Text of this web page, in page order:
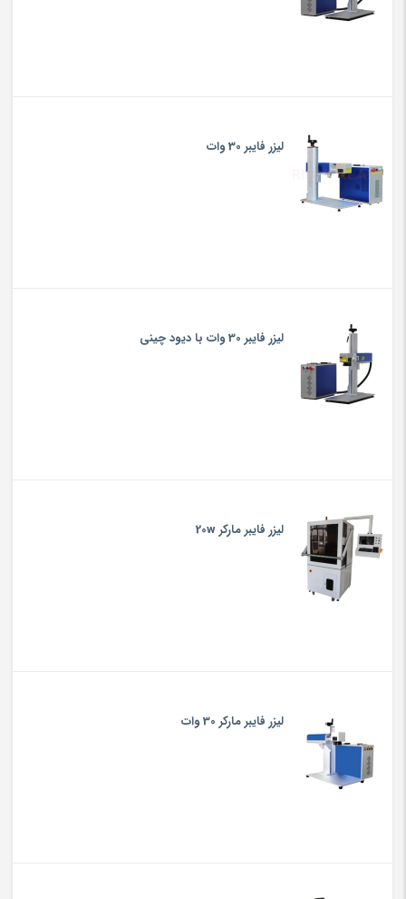
لیزر فایبر 30 وات
لیزر فایبر 30 وات با دیود چینی
لیزر فایبر مارکر 20w
لیزر فایبر مارکر 30 وات